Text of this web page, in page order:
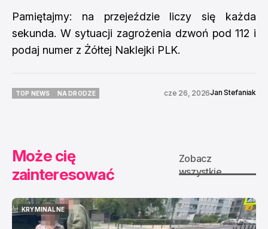
Pamiętajmy: na przejeździe liczy się każda
sekunda. W sytuacji zagrożenia dzwoń pod 112 i
podaj numer z Żółtej Naklejki PLK.
TOP NEWS
NA DRODZE
cze 26, 2026Jan Stefaniak
Może cię
zainteresować
Zobacz
wszystkie
KRYMINALNE
KRYMINALNE